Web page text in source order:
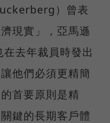
）曾表
現實」，亞馬遜
去年裁員時發出
他們必須更精簡
首要原則是精
鍵的長期客戶體